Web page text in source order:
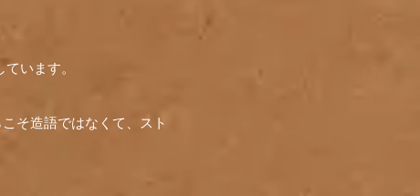
います。
そ造語ではなくて、スト